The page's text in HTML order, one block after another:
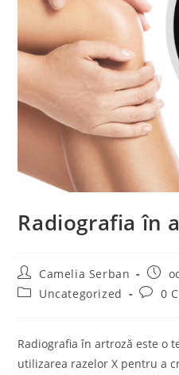
Radiografia în
Post
author:
Camelia Serban
Post
PostUncategorized
Post0
Radiografia în artroză este o
utilizarea razelor X pentru a